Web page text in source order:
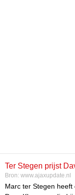
Ter Stegen prijst
achter Ajax
Bron: www.ajaxupdate.nl
Marc ter Stegen